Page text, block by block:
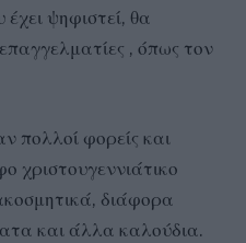
ψηφιστεί, θα
, όπως τον
πολλοί φορείς και
χριστουγεννιάτικο
διάφορα
και άλλα καλούδια.